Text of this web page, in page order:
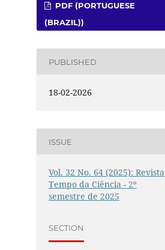
PDF (PORTUGUESE
(BRAZIL))
PUBLISHED
18-02-2026
ISSUE
Vol. 32 No. 64 (2025): Revista
Tempo da Ciência - 2º
semestre de 2025
SECTION